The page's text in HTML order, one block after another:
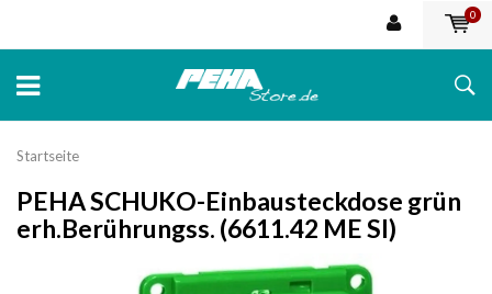
0
Startseite
PEHA SCHUKO-Einbausteckdose grün
erh.Berührungss. (6611.42 ME SI)